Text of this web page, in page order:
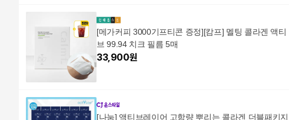
[메가커피 3000기프티콘 증정][캄프] 멜팅 콜라겐 액티
브 99.94 치크 필름 5매
33,900원
[나눔] 액티브레이어 고함량 뿌리는 콜라겐 더블패키지